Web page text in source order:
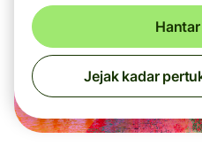
Jejak kadar